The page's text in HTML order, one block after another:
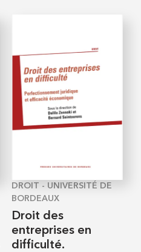
DROIT - UNIVERSITÉ DE
BORDEAUX
Droit des
entreprises en
difficulté.